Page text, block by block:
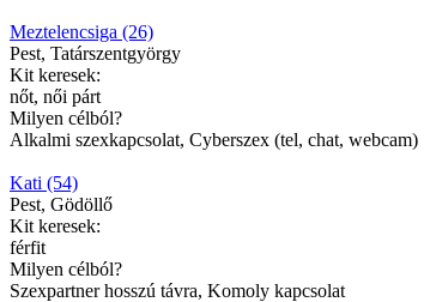
Meztelencsiga (26)
Pest, Tatárszentgyörgy
Kit keresek:
nőt, női párt
Milyen célból?
Alkalmi szexkapcsolat, Cyberszex (tel, chat, webcam)
Kati (54)
Pest, Gödöllő
Kit keresek:
férfit
Milyen célból?
Szexpartner hosszú távra, Komoly kapcsolat